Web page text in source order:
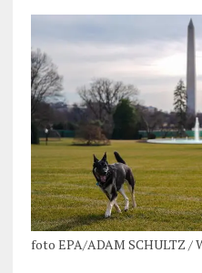
foto EPA/ADAM SCHULTZ /